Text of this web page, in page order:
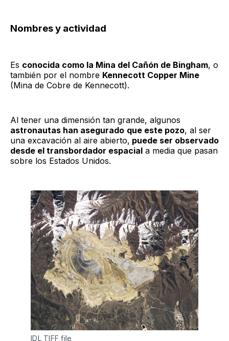
Nombres y actividad
Es conocida como la Mina del Cañón de Bingham, o
también por el nombre Kennecott Copper Mine
(Mina de Cobre de Kennecott).
Al tener una dimensión tan grande, algunos
astronautas han asegurado que este pozo, al ser
una excavación al aire abierto, puede ser observado
desde el transbordador espacial a media que pasan
sobre los Estados Unidos.
IDL TIFF file